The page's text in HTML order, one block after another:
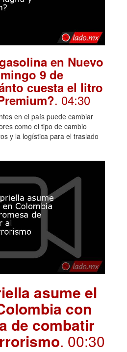
en Nuevo
9 de
cuesta el litro
. 04:30
en el país puede cambiar
como el tipo de cambio
y la logística para el traslado
asume el
con
de combatir
. 00:30